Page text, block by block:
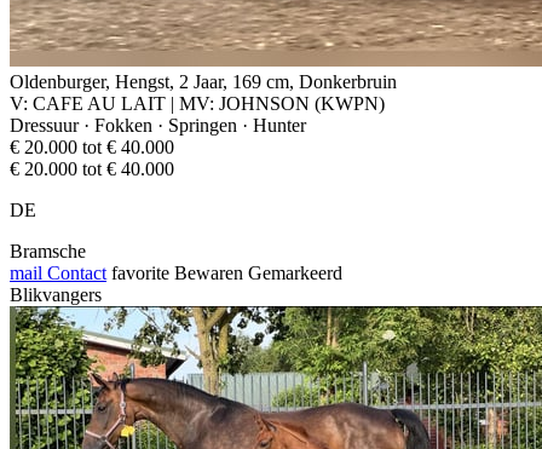
Oldenburger, Hengst, 2 Jaar, 169 cm, Donkerbruin
V: CAFE AU LAIT | MV: JOHNSON (KWPN)
Dressuur · Fokken · Springen · Hunter
€ 20.000 tot € 40.000
€ 20.000 tot € 40.000
DE
Bramsche
mail Contact favorite Bewaren Gemarkeerd
Blikvangers